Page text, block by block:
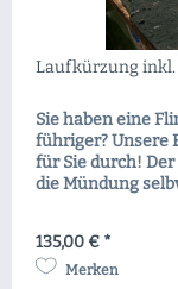
Laufkürzung
Sie haben eine
führiger? Unsere
für Sie durch!
die Mündung
135,00 € *
Merken